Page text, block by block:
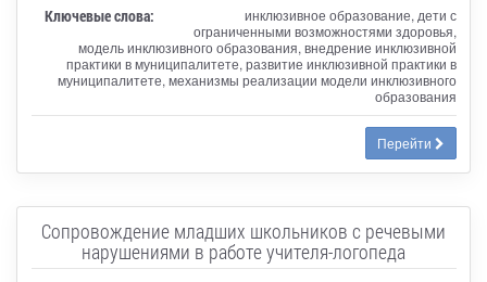
Ключевые слова:
инклюзивное образование, дети с
ограниченными возможностями здоровья,
модель инклюзивного образования, внедрение инклюзивной
практики в муниципалитете, развитие инклюзивной практики в
муниципалитете, механизмы реализации модели инклюзивного
образования
Перейти
Сопровождение младших школьников с речевыми
нарушениями в работе учителя-логопеда